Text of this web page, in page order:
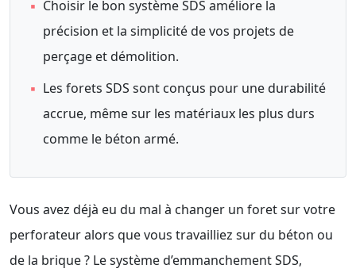
▪ Choisir le bon système SDS améliore la
précision et la simplicité de vos projets de
perçage et démolition.
▪ Les forets SDS sont conçus pour une durabilité
accrue, même sur les matériaux les plus durs
comme le béton armé.
Vous avez déjà eu du mal à changer un foret sur votre
perforateur alors que vous travailliez sur du béton ou
de la brique ? Le système d’emmanchement SDS,